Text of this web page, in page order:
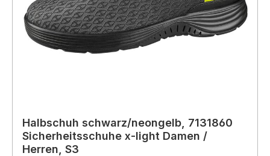
Halbschuh schwarz/neongelb, 7131860
Sicherheitsschuhe x-light Damen /
Herren, S3